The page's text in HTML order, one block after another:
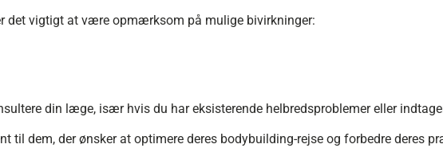
det vigtigt at være opmærksom på mulige bivirkninger:
din læge, især hvis du har eksisterende helbredsproblemer eller
til dem, der ønsker at optimere deres bodybuilding-rejse og forbedre deres